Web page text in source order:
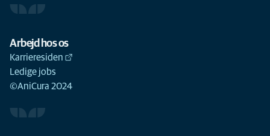
Arbejd hos os
Karrieresiden
Ledige jobs
©AniCura 2024